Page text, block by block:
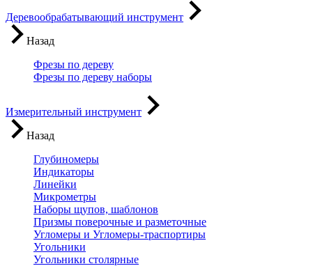
Деревообрабатывающий инструмент
Назад
Фрезы по дереву
Фрезы по дереву наборы
Измерительный инструмент
Назад
Глубиномеры
Индикаторы
Линейки
Микрометры
Наборы щупов, шаблонов
Призмы поверочные и разметочные
Угломеры и Угломеры-траспортиры
Угольники
Угольники столярные